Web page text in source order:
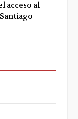
acceso al